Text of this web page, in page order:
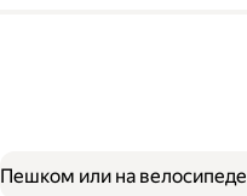
Пешком или на велосипеде